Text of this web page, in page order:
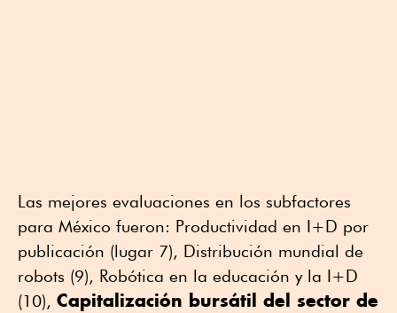
Las mejores evaluaciones en los subfactores
para México fueron: Productividad en I+D por
publicación (lugar 7), Distribución mundial de
robots (9), Robótica en la educación y la I+D
(10), Capitalización bursátil del sector de